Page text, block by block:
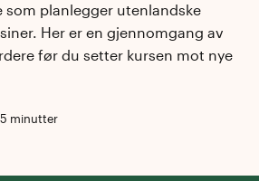
som planlegger utenlandske
Her er en gjennomgang av
før du setter kursen mot nye
5 minutter